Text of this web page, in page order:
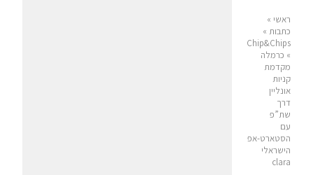
ראשי »
כתבות »
Chip&Chips
» כרמלה
מקדמת
קניות
אונליין
דרך
שת”פ
עם
הסטארט-אפ
הישראלי
clara